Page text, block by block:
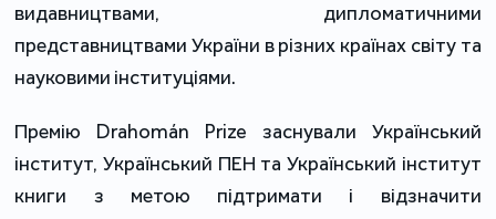
видавництвами, дипломатичними
представництвами України в різних країнах світу та
науковими інституціями.
Премію Drahomán Prize заснували Український
інститут, Український ПЕН та Український інститут
книги з метою підтримати і відзначити